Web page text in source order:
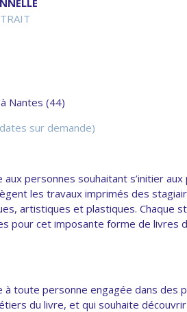
Nantes (44)
sur demande)
personnes souhaitant s’initier
les travaux imprimés des
artistiques et plastiques. Chaque
pour cet imposante forme de livres
à toute personne engagée dans des
du livre, et qui souhaite